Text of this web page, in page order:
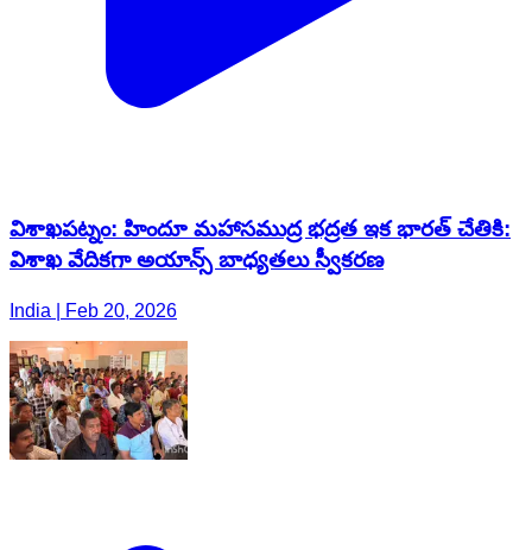
విశాఖపట్నం: హిందూ మహాసముద్ర భద్రత ఇక భారత్ చేతికి:
విశాఖ వేదికగా అయాన్స్ బాధ్యతలు స్వీకరణ
India | Feb 20, 2026